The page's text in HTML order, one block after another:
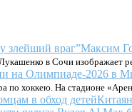
Максим
в Сочи изображает
по хоккею. На стадионе